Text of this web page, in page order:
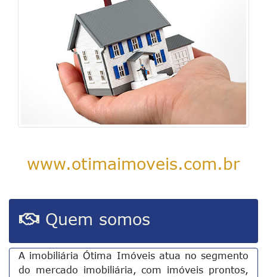
www.otimaimoveis.com.br
Quem somos
A imobiliária Ótima Imóveis atua no segmento
do mercado imobiliária, com imóveis prontos,